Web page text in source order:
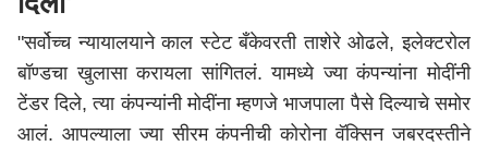
"सर्वोच्च न्यायालयाने काल स्टेट बँकेवरती ताशेरे ओढले, इलेक्टरोल
बॉण्डचा खुलासा करायला सांगितलं. यामध्ये ज्या कंपन्यांना मोदींनी
टेंडर दिले, त्या कंपन्यांनी मोदींना म्हणजे भाजपाला पैसे दिल्याचे समोर
आलं. आपल्याला ज्या सीरम कंपनीची कोरोना वॅक्सिन जबरदस्तीने